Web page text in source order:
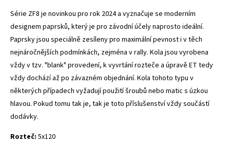
Série ZF8 je novinkou pro rok 2024 a vyznačuje se moderním
designem paprsků, který je pro závodní účely naprosto ideální.
Paprsky jsou speciálně zesíleny pro maximální pevnost i v těch
nejnáročnějších podmínkách, zejména v rally. Kola jsou vyrobena
vždy v tzv. "blank" provedení, k vyvrtání rozteče a úpravě ET tedy
vždy dochází až po závazném objednání. Kola tohoto typu v
některých případech vyžadují použití šroubů nebo matic s úzkou
hlavou. Pokud tomu tak je, tak je toto příslušenství vždy součástí
dodávky.
Rozteč: 5x120